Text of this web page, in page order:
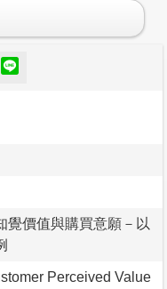
覺價值與購買意願－以
Perceived Value